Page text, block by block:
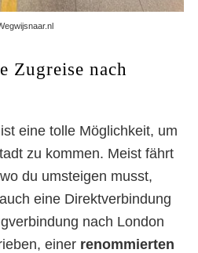
Zugreise nach
eine tolle Möglichkeit, um
zu kommen. Meist fährt
du umsteigen musst,
eine Direktverbindung
nach London
einer renommierten